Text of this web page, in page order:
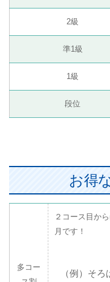
2級
準1級
1級
段位
お得
多コー
２コース目か
月です！
（例）そ